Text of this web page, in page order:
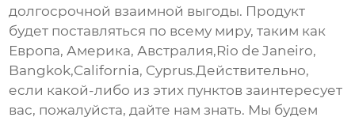
долгосрочной взаимной выгоды. Продукт
будет поставляться по всему миру, таким как
Европа, Америка, Австралия,Rio de Janeiro,
Bangkok,California, Cyprus.Действительно,
если какой-либо из этих пунктов заинтересует
вас, пожалуйста, дайте нам знать. Мы будем